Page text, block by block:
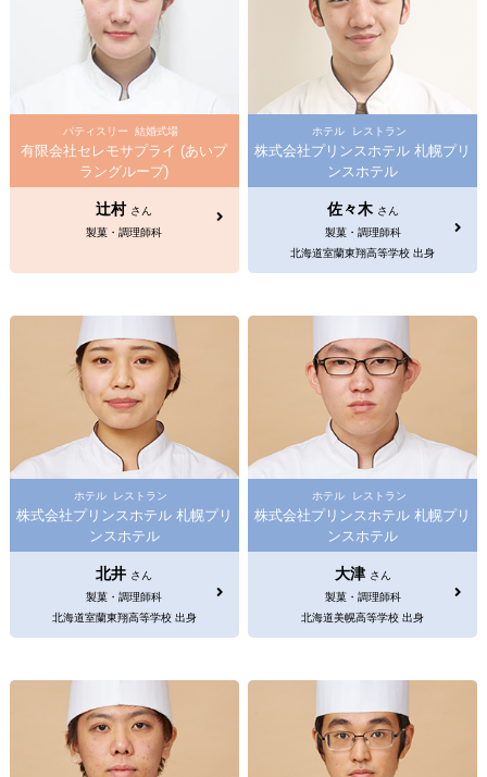
パティスリー 結婚式場
有限会社セレモサプライ (あいプ
ラングループ)
辻村 さん
製菓・調理師科
ホテル レストラン
株式会社プリンスホテル 札幌プリ
ンスホテル
佐々木 さん
製菓・調理師科
北海道室蘭東翔高等学校 出身
ホテル レストラン
株式会社プリンスホテル 札幌プリ
ンスホテル
北井 さん
製菓・調理師科
北海道室蘭東翔高等学校 出身
ホテル レストラン
株式会社プリンスホテル 札幌プリ
ンスホテル
大津 さん
製菓・調理師科
北海道美幌高等学校 出身